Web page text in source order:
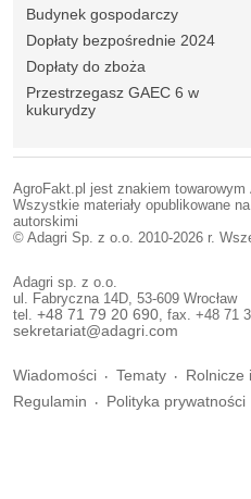
Budynek gospodarczy
Dopłaty bezpośrednie 2024
Dopłaty do zboża
Przestrzegasz GAEC 6 w
kukurydzy
AgroFakt.pl jest znakiem towarowym
Wszystkie materiały opublikowane
autorskimi
© Adagri Sp. z o.o. 2010-2026 r.
Adagri sp. z o.o.
ul. Fabryczna 14D, 53-609 Wrocław
tel. +48 71 79 20 690 , fax. +48 71
sekretariat@adagri.com
Wiadomości Tematy Rolnicze
Regulamin
Polityka prywatności